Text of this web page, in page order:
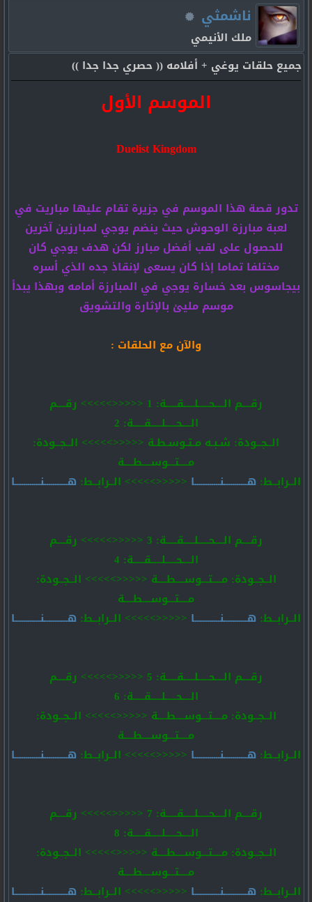
ناشمثي
ملك الأنيمي
جميع حلقات يوغي + أفلامه (( حصري جدا جدا ))
الموسم الأول
Duelist Kingdom
تدور قصة هذا الموسم في جزيرة تقام عليها مباريت في
لعبة مبارزة الوحوش حيث ينضم يوجي لمبارزين آخرين
للحصول على لقب أفضل مبارز لكن هدف يوجي كان
مختلفا تماما إذا كان يسعى لإنقاذ جده الذي أسره
بيجاسوس بعد خسارة يوجي في المبارزة أمامه وبهذا يبدأ
موسم مليئ بالإثارة والتشويق
والآن مع الحلقات :
رقــــم الــــحـــــلـــــقـــــة: 1 <<<<<>>>>> رقــــم
الــــحـــــلـــــقـــــة: 2
الــجــودة: شـبـه مـتـوسـطـة <<<<<>>>>> الــجــودة:
مــــتـــوســــطــــة
الــرابــط: هـــــــــــنــــــــــــا <<<<<>>>>> الــرابــط: هـــــــــــنــــــــــــا
رقــــم الــــحـــــلـــــقـــــة: 3 <<<<<>>>>> رقــــم
الــــحـــــلـــــقـــــة: 4
الــجــودة: مــــتـــوســــطــــة <<<<<>>>>> الــجــودة:
مــــتـــوســــطــــة
الــرابــط: هـــــــــــنــــــــــــا <<<<<>>>>> الــرابــط: هـــــــــــنــــــــــــا
رقــــم الــــحـــــلـــــقـــــة: 5 <<<<<>>>>> رقــــم
الــــحـــــلـــــقـــــة: 6
الــجــودة: مــــتـــوســــطــــة <<<<<>>>>> الــجــودة:
مــــتـــوســــطــــة
الــرابــط: هـــــــــــنــــــــــــا <<<<<>>>>> الــرابــط: هـــــــــــنــــــــــــا
رقــــم الــــحـــــلـــــقـــــة: 7 <<<<<>>>>> رقــــم
الــــحـــــلـــــقـــــة: 8
الــجــودة: مــــتـــوســــطــــة <<<<<>>>>> الــجــودة:
مــــتـــوســــطــــة
الــرابــط: هـــــــــــنــــــــــــا <<<<<>>>>> الــرابــط: هـــــــــــنــــــــــــا